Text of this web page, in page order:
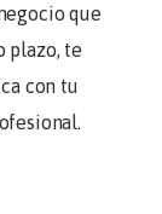
que
plazo, te
con tu